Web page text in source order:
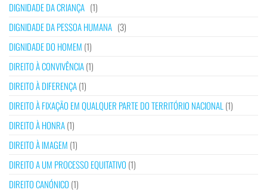
DIGNIDADE DA CRIANÇA (1)
DIGNIDADE DA PESSOA HUMANA (3)
DIGNIDADE DO HOMEM (1)
DIREITO À CONVIVÊNCIA(1)
DIREITO À DIFERENÇA(1)
DIREITO À FIXAÇÃO EM QUALQUER PARTE DO TERRITÓRIO NACIONAL (1)
DIREITO À HONRA(1)
DIREITO À IMAGEM (1)
DIREITO A UM PROCESSO EQUITATIVO (1)
DIREITO CANÓNICO (1)